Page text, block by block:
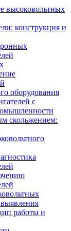
высоковольтных
конструкция и
оборудования
с
скольжением:
работы и